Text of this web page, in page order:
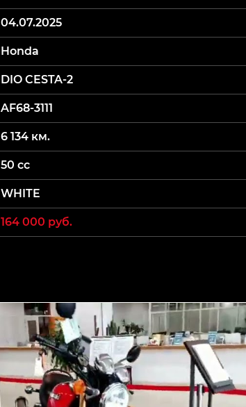
04.07.2025
Honda
DIO CESTA-2
AF68-3111
6 134 км.
50 cc
WHITE
164 000 руб.